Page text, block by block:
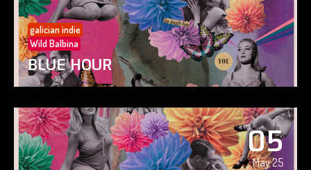
galician indie
Wild Balbina
BLUE HOUR
05
May 25